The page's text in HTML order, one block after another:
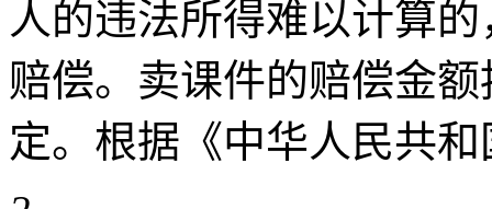
人的违法所得难以计算
赔偿。卖课件的赔偿金
定。根据《中华人民共